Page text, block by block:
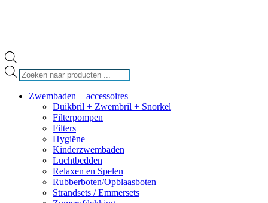
Producten
zoeken
Zwembaden + accessoires
Duikbril + Zwembril + Snorkel
Filterpompen
Filters
Hygiëne
Kinderzwembaden
Luchtbedden
Relaxen en Spelen
Rubberboten/Opblaasboten
Strandsets / Emmersets